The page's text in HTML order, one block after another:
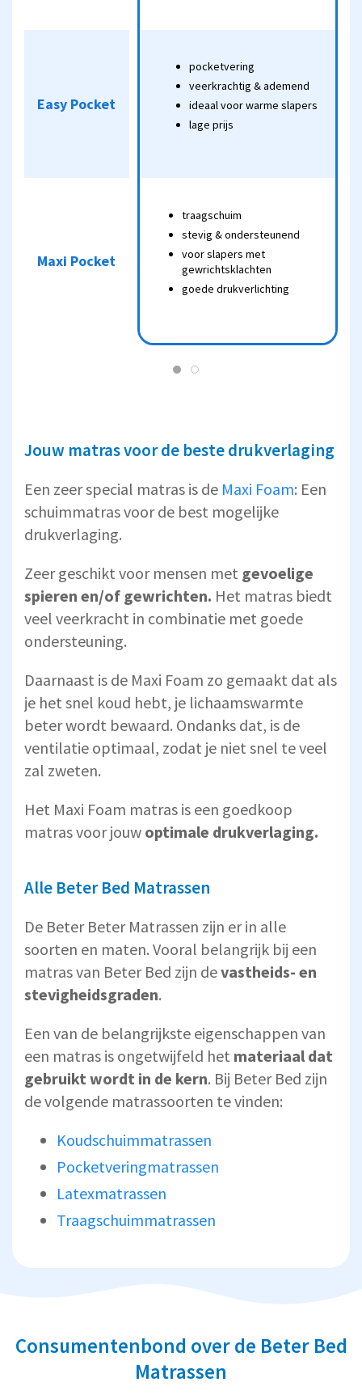
veerkrachtig &
ademend
ideaal voor warme
slapers
€99,-
stevig &
ondersteunend
voor slapers met
gewrichtsklachten
goede
pocketvering
veerkrachtig & ademend
ideaal voor warme slapers
lage prijs
traagschuim
stevig & ondersteunend
voor slapers met
gewrichtsklachten
goede drukverlichting
Easy Pocket
Maxi Pocket
Jouw matras voor de beste drukverlaging
Een zeer special matras is de Maxi Foam: Een
schuimmatras voor de best mogelijke
drukverlaging.
Zeer geschikt voor mensen met gevoelige
spieren en/of gewrichten. Het matras biedt
veel veerkracht in combinatie met goede
ondersteuning.
Daarnaast is de Maxi Foam zo gemaakt dat als
je het snel koud hebt, je lichaamswarmte
beter wordt bewaard. Ondanks dat, is de
ventilatie optimaal, zodat je niet snel te veel
zal zweten.
Het Maxi Foam matras is een goedkoop
matras voor jouw optimale drukverlaging.
Alle Beter Bed Matrassen
De Beter Beter Matrassen zijn er in alle
soorten en maten. Vooral belangrijk bij een
matras van Beter Bed zijn devastheids- en
stevigheidsgraden.
Een van de belangrijkste eigenschappen van
een matras is ongetwijfeld het materiaal dat
gebruikt wordt in de kern. Bij Beter Bed zijn
de volgende matrassoorten te vinden:
Koudschuimmatrassen
Pocketveringmatrassen
Latexmatrassen
Traagschuimmatrassen
Consumentenbond over de Beter Bed
Matrassen